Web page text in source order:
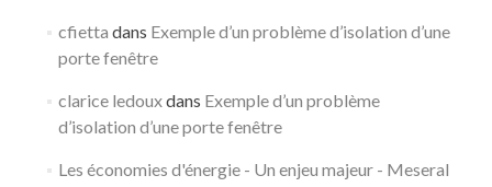
cfietta dans Exemple d’un problème d’isolation d’une
porte fenêtre
clarice ledouxdans Exemple d’un problème
d’isolation d’une porte fenêtre
Les économies d'énergie - Un enjeu majeur - Meseral